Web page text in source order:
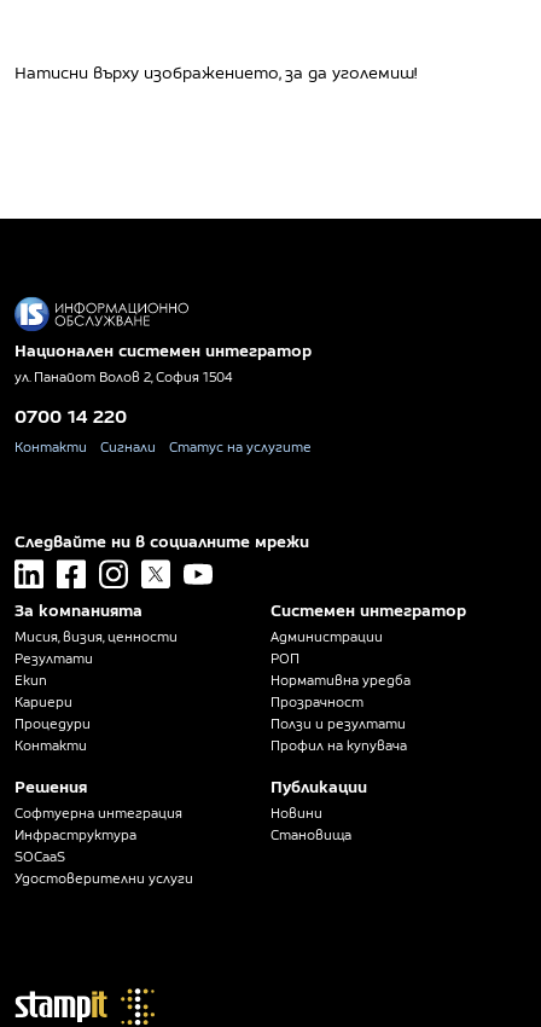
Натисни върху изображението, за да уголемиш!
Национален системен интегратор
ул. Панайот Волов 2, София 1504
0700 14 220
Контакти Сигнали Статус на услугите
Следвайте ни в социалните мрежи
linkedin facebookinstagram
x youtube
За компанията
Мисия, визия, ценности
Резултати
Екип
Кариери
Процедури
Контакти
Решения
Софтуерна интеграция
Инфраструктура
SOCaaS
Удостоверителни услуги
Системен интегратор
Администрации
РОП
Нормативна уредба
Прозрачност
Ползи и резултати
Профил на купувача
Публикации
Новини
Становища